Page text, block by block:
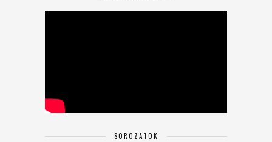
SOROZATOK